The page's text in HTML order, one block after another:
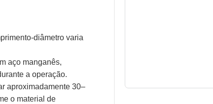
diâmetro varia
aço manganês,
a operação.
aproximadamente 30–
o material de